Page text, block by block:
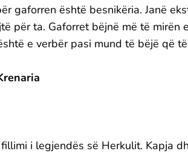
gaforren është besnikëria. Janë
për ta. Gaforret bëjnë më të mirën
e verbër pasi mund të bëjë që
i legjendës së Herkulit. Kapja